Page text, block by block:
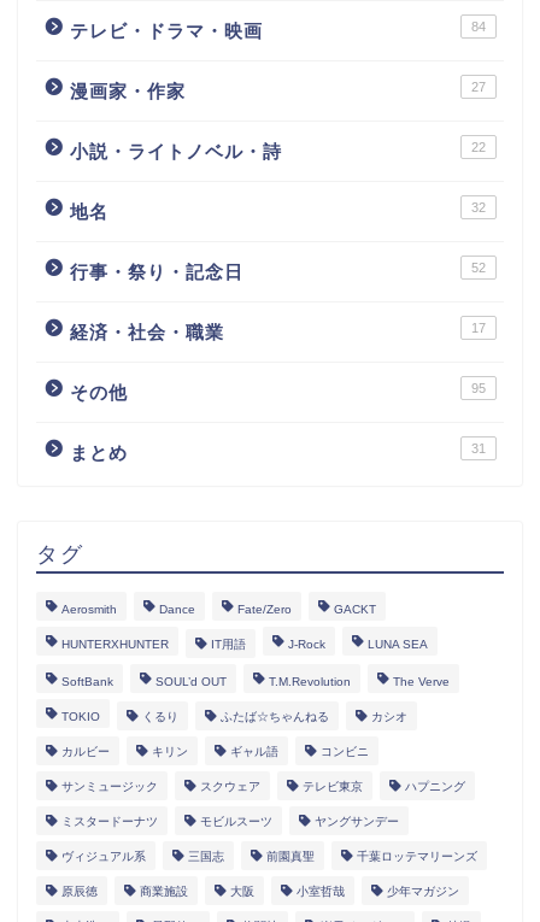
テレビ・ドラマ・映画 84
漫画家・作家 27
小説・ライトノベル・詩 22
地名 32
行事・祭り・記念日 52
経済・社会・職業 17
その他 95
まとめ 31
タグ
Aerosmith Dance Fate/Zero GACKT
HUNTERXHUNTER IT用語 J-Rock LUNA SEA
SoftBank SOUL’d OUT T.M.Revolution The Verve
TOKIO くるり ふたば☆ちゃんねる カシオ
カルビー キリン ギャル語 コンビニ
サンミュージック スクウェア テレビ東京 ハプニング
ミスタードーナツ モビルスーツ ヤングサンデー
ヴィジュアル系 三国志 前園真聖 千葉ロッテマリーンズ
原辰徳 商業施設 大阪 小室哲哉 少年マガジン